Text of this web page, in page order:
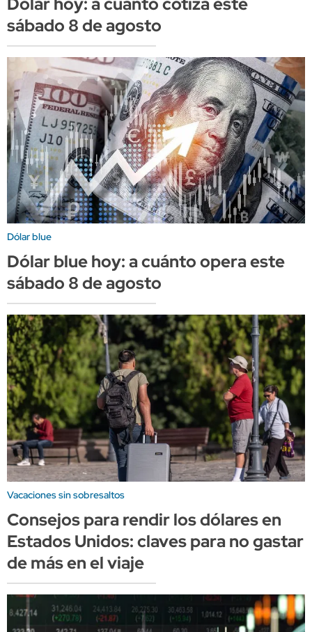
sábado 8 de agosto
Dólar blue
Dólar blue hoy: a cuánto opera este
sábado 8 de agosto
Vacaciones sin sobresaltos
Consejos para rendir los dólares en
Estados Unidos: claves para no gastar
de más en el viaje